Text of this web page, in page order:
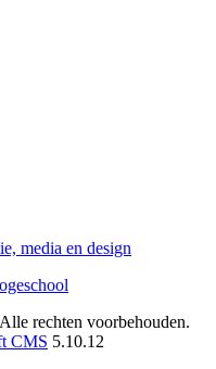
media en design
rechten voorbehouden.
CMS 5.10.12